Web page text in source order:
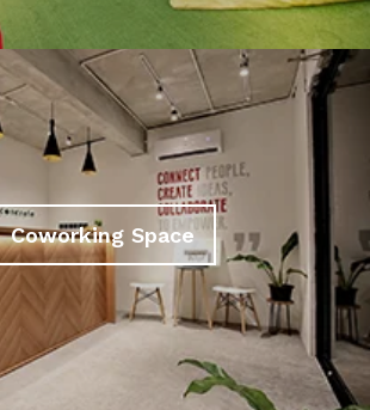
Coworking Space